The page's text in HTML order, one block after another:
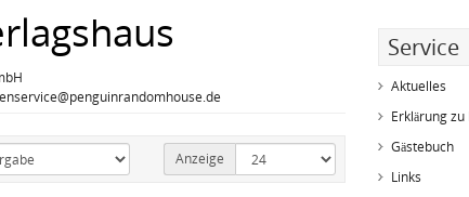
Anzeige
Service
Aktuelles
Erklärung
Gästebuch
Links